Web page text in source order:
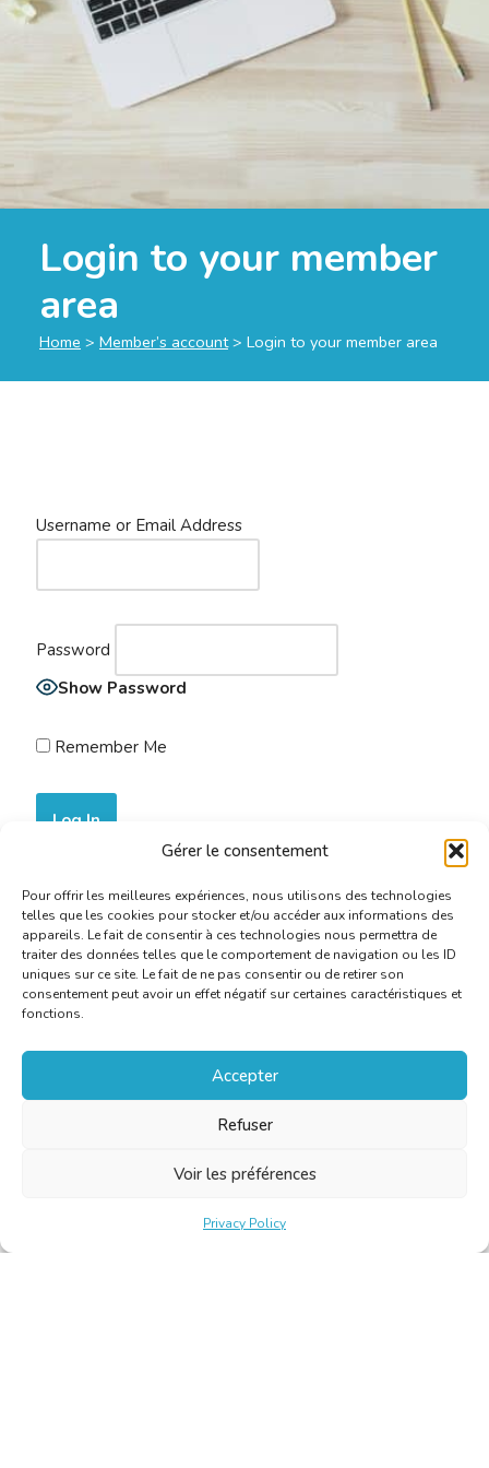
Gérer le consentement
Pour offrir les meilleures expériences, nous utilisons des technologies
telles que les cookies pour stocker et/ou accéder aux informations des
appareils. Le fait de consentir à ces technologies nous permettra de
traiter des données telles que le comportement de navigation ou les ID
uniques sur ce site. Le fait de ne pas consentir ou de retirer son
consentement peut avoir un effet négatif sur certaines caractéristiques et
fonctions.
Accepter
Refuser
Voir les préférences
Privacy Policy
Login to your member
area
Home > Member’s account> Login to your member area
Username or Email Address
Password
Show Password
Remember Me
Join Now|Lost Password?